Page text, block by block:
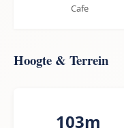
Cafe
Hoogte & Terrein
103m